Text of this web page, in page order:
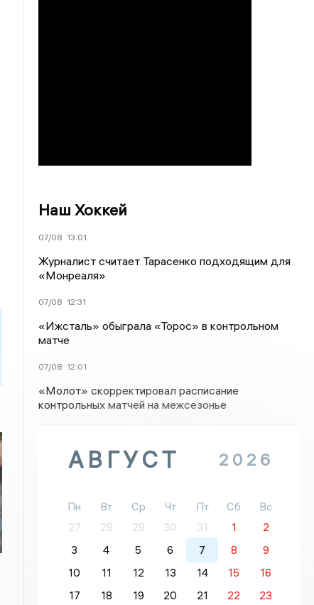
Наш Хоккей
07/08 13:01
Журналист считает Тарасенко подходящим для
«Монреаля»
07/08 12:31
«Ижсталь» обыграла «Торос» в контрольном
матче
07/08 12:01
«Молот» скорректировал расписание
контрольных матчей на межсезонье
АВГУСТ 2026
Пн Вт Ср Чт Пт Сб
Вс
27
28 29 30 31 1
2
3
4 5 6 7 8
9
10
11 12 13 14 15
16
17
18 19 20 21 22
23